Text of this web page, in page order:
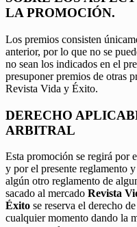
LA PROMOCIÓN.
Los premios consisten
anterior, por lo que no se
no sean los indicados en el
presuponer premios de otras
Revista Vida y Éxito.
DERECHO
ARBITRAL
Esta promoción se regirá por
y por el presente reglamento
algún otro reglamento de
sacado al mercado Revista
Éxito se reserva el derecho
cualquier momento dando la